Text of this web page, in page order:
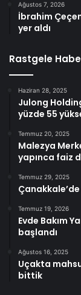
Ağustos 7, 2026
İbrahim
yer aldı
Rastgele
Haziran 28, 2025
Julong
yüzde 55
Temmuz 20, 2025
Malezya
yapınca faiz
Temmuz 29, 2025
Temmuz 19, 2026
Evde Bakım
başlandı
Ağustos 16, 2025
Uçakta
bittik